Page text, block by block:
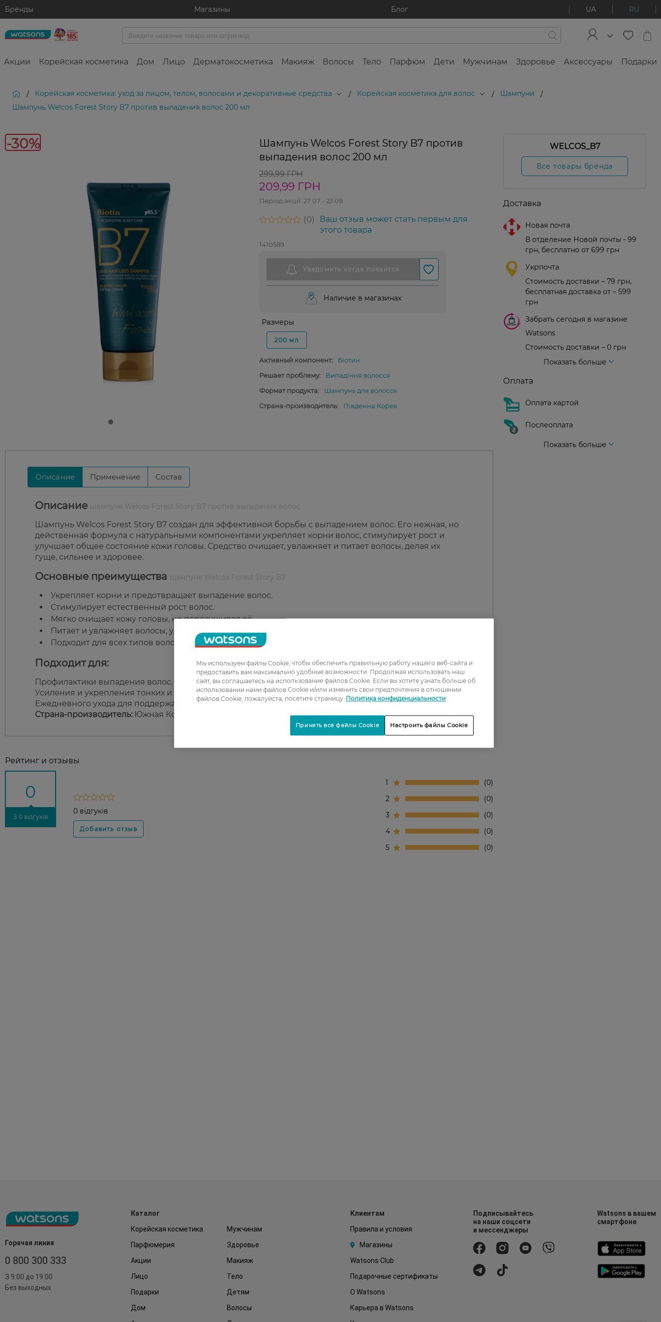
Бренды Магазины Блог UA RU
Акции Корейская косметика Дом Лицо Дерматокосметика Макияж Волосы Тело Парфюм Дети Мужчинам Здоровье Аксессуары Подарки
/ Корейская косметика: уход за лицом, телом, волосами и декоративные средства / Корейская косметика для волос / Шампуни
/
Шампунь Welcos Forest Story B7 против выпадения волос 200 мл
-30%
Шампунь Welcos Forest Story B7 против
выпадения волос 200 мл
299,99 ГРН
209,99 ГРН
Період акції: 27 07 - 23 08
0
Ваш отзыв может стать первым для
этого товара
1410589
Наличие в магазинах
Размеры
200 мл
Активный компонент:
Біотин
Решает проблему:
Випадіння волосся
Формат продукта:
Шампунь для волосся
Страна-производитель:
Південна Корея
Описание Применение Состав
Описание
Шампунь Welcos Forest Story B7 создан для эффективной борьбы с выпадением волос. Его нежная, но
действенная формула с натуральными компонентами укрепляет корни волос, стимулирует рост и
улучшает общее состояние кожи головы. Средство очищает, увлажняет и питает волосы, делая их
гуще, сильнее и здоровее.
Основные преимущества
Укрепляет корни и предотвращает выпадение волос.
Стимулирует естественный рост волос.
Мягко очищает кожу головы, не пересушивая её.
Питает и увлажняет волосы, улучшает их структуру.
Подходит для всех типов волос.
Подходит для:
Профилактики выпадения волос.
Усиления и укрепления тонких и ослабленных волос.
Ежедневного ухода для поддержания здоровья кожи головы и волос.
Страна-производитель: Южная Корея
Рейтинг и отзывы
0
З 0 відгуків
0 відгуків
1
0
2
0
3
0
4
0
5
0
WELCOS_B7
Все товары бренда
Доставка
Новая почта
В отделение Новой почты - 99
грн, бесплатно от 699 грн
Укрпочта
Стоимость доставки – 79 грн,
бесплатная доставка от – 599
грн
Забрать сегодня в магазине
Watsons
Стоимость доставки – 0 грн
Показать больше
Оплата
Оплата картой
Послеоплата
Показать больше
Горячая линия
0 800 300 333
З 9:00 до 19:00
Без выходных
Каталог
Корейская косметика
Мужчинам
Парфюмерия
Здоровье
Акции
Макияж
Лицо
Тело
Подарки
Детям
Дом
Волосы
Клиентам
Правила и условия
Магазины
Watsons Club
Подарочные сертификаты
О Watsons
Карьера в Watsons
Подписывайтесь
на наши соцсети
и мессенджеры
Watsons в вашем
смартфоне
Мы используем файлы Cookie, чтобы обеспечить правильную работу нашего веб-сайта и
предоставить вам максимально удобные возможности. Продолжая использовать наш
сайт, вы соглашаетесь на использование файлов Cookie. Если вы хотите узнать больше об
использовании нами файлов Cookie и/или изменить свои предпочтения в отношении
файлов Cookie, пожалуйста, посетите страницу Политика конфиденциальности
Настроить файлы Cookie
Принять все файлы Cookie